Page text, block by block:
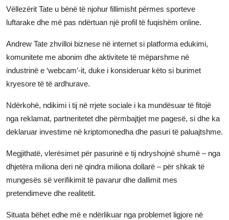
Vëllezërit Tate u bënë të njohur fillimisht përmes sporteve
luftarake dhe më pas ndërtuan një profil të fuqishëm online.
Andrew Tate zhvilloi biznese në internet si platforma edukimi,
komunitete me abonim dhe aktivitete të mëparshme në
industrinë e ‘webcam’-it, duke i konsideruar këto si burimet
kryesore të të ardhurave.
Ndërkohë, ndikimi i tij në rrjete sociale i ka mundësuar të fitojë
nga reklamat, partneritetet dhe përmbajtjet me pagesë, si dhe ka
deklaruar investime në kriptomonedha dhe pasuri të paluajtshme.
Megjithatë, vlerësimet për pasurinë e tij ndryshojnë shumë – nga
dhjetëra miliona deri në qindra miliona dollarë – për shkak të
mungesës së verifikimit të pavarur dhe dallimit mes
pretendimeve dhe realitetit.
Situata bëhet edhe më e ndërlikuar nga problemet ligjore në